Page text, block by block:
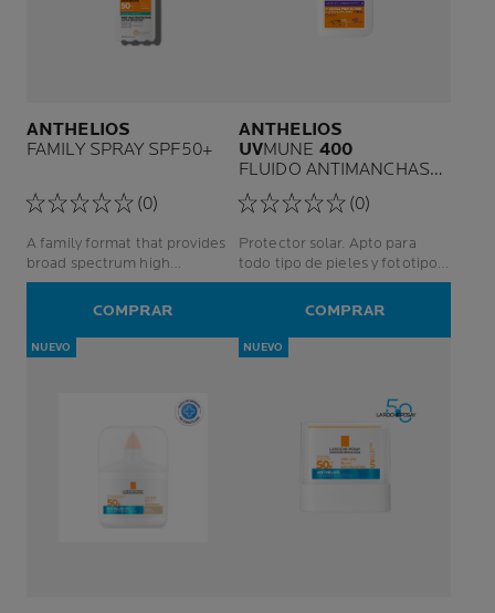
ANTHELIOS
FAMILY SPRAY SPF50+
(0)
A family format that provides
broad spectrum high
protection (UVA, UVB) and
helps protects against damage
pollution.
COMPRAR
ANTHELIOS
UVMUNE 400
FLUIDO ANTIMANCHAS
SPF50+
(0)
Protector solar. Apto para
todo tipo de pieles y fototipos.
Protección UVA ultra-larga.
Protege y corrige desde el
manchas oscuras.
COMPRAR
NUEVO NUEVO